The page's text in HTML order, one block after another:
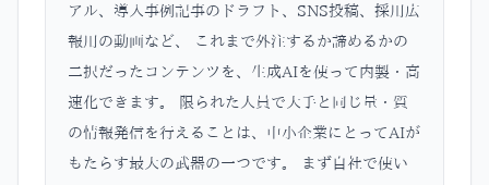
アル、導入事例記事のドラフト、SNS投稿、採用広
報用の動画など、 これまで外注するか諦めるかの
二択だったコンテンツを、生成AIを使って内製・高
速化できます。 限られた人員で大手と同じ量・質
の情報発信を行えることは、中小企業にとってAIが
もたらす最大の武器の一つです。 まず自社で使い